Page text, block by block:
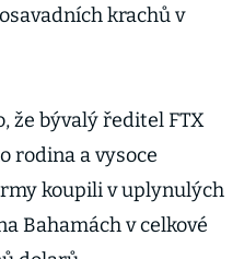
krachů v
že bývalý ředitel FTX
rodina a vysoce
koupili v uplynulých
Bahamách v celkové